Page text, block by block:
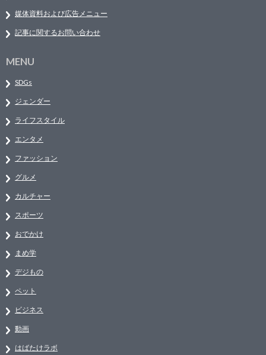
媒体資料および広告メニュー
記事に関するお問い合わせ
MENU
SDGs
ジェンダー
ライフスタイル
エンタメ
ファッション
グルメ
カルチャー
スポーツ
おでかけ
まめ学
デジもの
ペット
ビジネス
動画
はばたけラボ